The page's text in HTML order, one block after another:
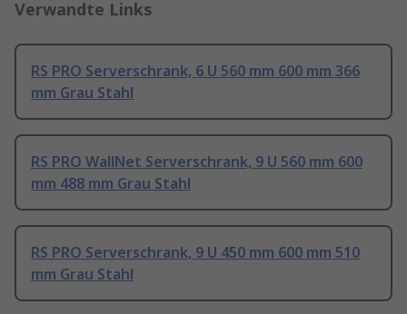
Verwandte Links
RS PRO Serverschrank, 6 U 560 mm 600 mm 366
mm Grau Stahl
RS PRO WallNet Serverschrank, 9 U 560 mm 600
mm 488 mm Grau Stahl
RS PRO Serverschrank, 9 U 450 mm 600 mm 510
mm Grau Stahl